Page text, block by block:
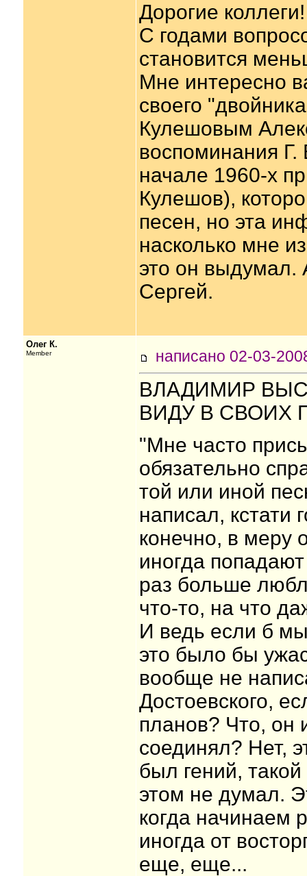
Дорогие коллеги!
С годами
становится
Мне интересно
своего
Кулешовым
воспоминания Г.
начале 1960-х
Кулешов),
песен, но эта
насколько мне
это он выдумал.
Сергей.
Олег К.
Member написано 02-03-
ВЛАДИМИР
ВИДУ В СВОИХ
"Мне часто
обязательно
той или иной
написал, кстати
конечно, в меру
иногда
раз больше
что-то, на что
И ведь если б
это было бы
вообще не
Достоевского,
планов? Что, он
соединял? Нет,
был гений,
этом не думал.
когда начинаем
иногда от
еще, еще...